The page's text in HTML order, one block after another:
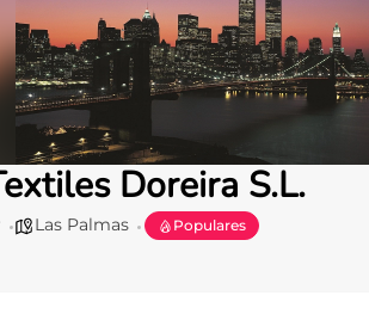
Doreira S.L.
Las Palmas Populares